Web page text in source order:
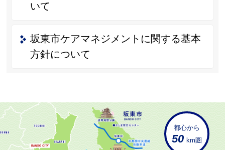
いて
坂東市ケアマネジメントに関する基本
方針について
都心から
50 km圏